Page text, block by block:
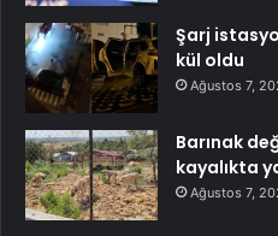
Şarj
kül oldu
Ağustos 7,
Barınak
kayalıkta
Ağustos 7,